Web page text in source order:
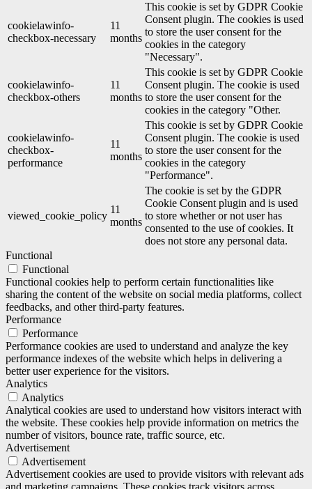
cookielawinfo-
checkbox-necessary
11
months
This cookie is set by GDPR Cookie
Consent plugin. The cookies is used
to store the user consent for the
cookies in the category
"Necessary".
cookielawinfo-
checkbox-others
11
months
This cookie is set by GDPR Cookie
Consent plugin. The cookie is used
to store the user consent for the
cookies in the category "Other.
cookielawinfo-
checkbox-
performance
11
months
This cookie is set by GDPR Cookie
Consent plugin. The cookie is used
to store the user consent for the
cookies in the category
"Performance".
viewed_cookie_policy
11
months
The cookie is set by the GDPR
Cookie Consent plugin and is used
to store whether or not user has
consented to the use of cookies. It
does not store any personal data.
Functional
Functional
Functional cookies help to perform certain functionalities like
sharing the content of the website on social media platforms, collect
feedbacks, and other third-party features.
Performance
Performance
Performance cookies are used to understand and analyze the key
performance indexes of the website which helps in delivering a
better user experience for the visitors.
Analytics
Analytics
Analytical cookies are used to understand how visitors interact with
the website. These cookies help provide information on metrics the
number of visitors, bounce rate, traffic source, etc.
Advertisement
Advertisement
Advertisement cookies are used to provide visitors with relevant ads